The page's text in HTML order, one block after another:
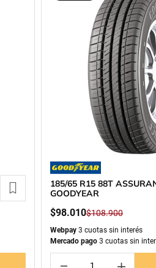
185/65 R15 88T
GOODYEAR
$98.010$108.900
Webpay 3 cuotas sin interés
Mercado pago 3 cuotas sin